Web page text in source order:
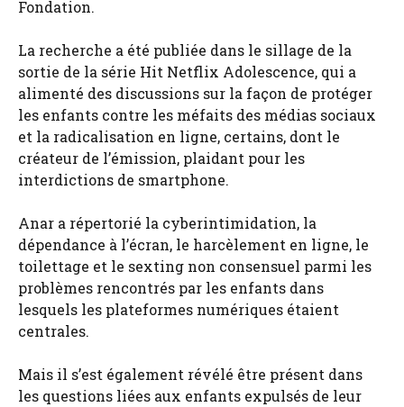
Fondation.
La recherche a été publiée dans le sillage de la
sortie de la série Hit Netflix Adolescence, qui a
alimenté des discussions sur la façon de protéger
les enfants contre les méfaits des médias sociaux
et la radicalisation en ligne, certains, dont le
créateur de l’émission, plaidant pour les
interdictions de smartphone.
Anar a répertorié la cyberintimidation, la
dépendance à l’écran, le harcèlement en ligne, le
toilettage et le sexting non consensuel parmi les
problèmes rencontrés par les enfants dans
lesquels les plateformes numériques étaient
centrales.
Mais il s’est également révélé être présent dans
les questions liées aux enfants expulsés de leur